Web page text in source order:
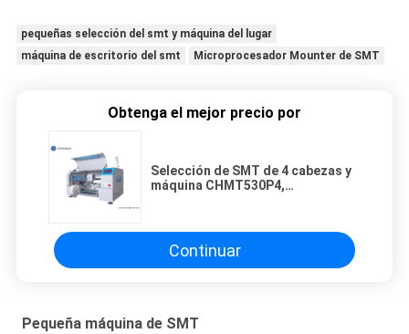
pequeñas selección del smt y máquina del lugar
máquina de escritorio del smt
Microprocesador Mounter de SMT
Obtenga el mejor precio por
Selección de SMT de 4 cabezas y
máquina CHMT530P4,
Continuar
Pequeña máquina de SMT